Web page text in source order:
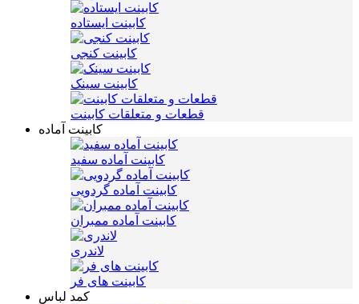
کابینت ایستاده
کابینت کنجی
کابینت سینک
قطعات و متعلقات کابینت
کابینت آماده
کابینت آماده سفید
کابینت آماده گردویی
کابینت آماده ممبران
لاندری
کابینت های فر
کمد لباس